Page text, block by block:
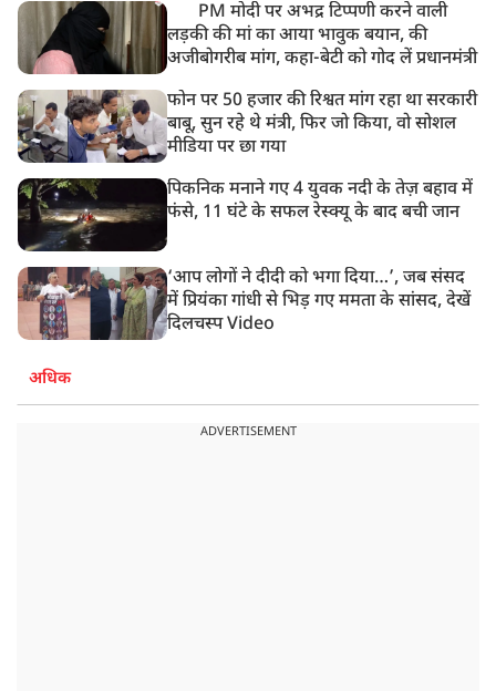
PM मोदी पर अभद्र टिप्पणी करने वाली
लड़की की मां का आया भावुक बयान, की
अजीबोगरीब मांग, कहा-बेटी को गोद लें प्रधानमंत्री
फोन पर 50 हजार की रिश्वत मांग रहा था सरकारी
बाबू, सुन रहे थे मंत्री, फिर जो किया, वो सोशल
मीडिया पर छा गया
पिकनिक मनाने गए 4 युवक नदी के तेज़ बहाव में
फंसे, 11 घंटे के सफल रेस्क्यू के बाद बची जान
‘आप लोगों ने दीदी को भगा दिया…’, जब संसद
में प्रियंका गांधी से भिड़ गए ममता के सांसद, देखें
दिलचस्प Video
अधिक
ADVERTISEMENT